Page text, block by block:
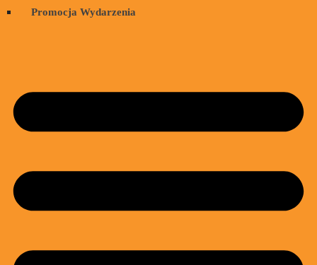
Promocja Wydarzenia